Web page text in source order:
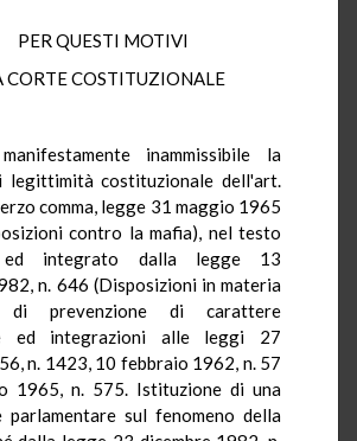
PER QUESTI MOTIVI
CORTE COSTITUZIONALE
inammissibile la
legittimità costituzionale dell'art.
comma, legge 31 maggio 1965
contro la mafia), nel testo
ed integrato dalla legge 13
n. 646 (Disposizioni in materia
prevenzione di carattere
ed integrazioni alle leggi 27
n. 1423, 10 febbraio 1962, n. 57
1965, n. 575. Istituzione di una
parlamentare sul fenomeno della